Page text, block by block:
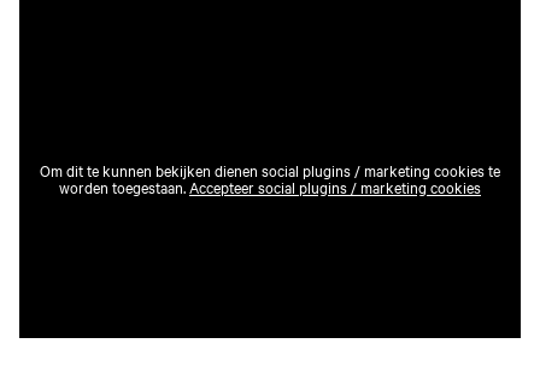
Om dit te kunnen bekijken dienen social plugins / marketing cookies te
worden toegestaan.Accepteer social plugins / marketing cookies